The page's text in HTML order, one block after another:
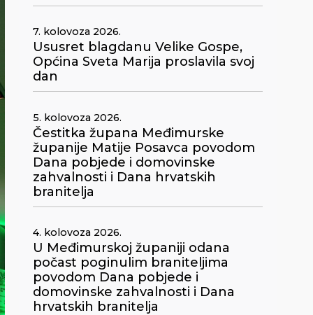
7. kolovoza 2026.
Ususret blagdanu Velike Gospe,
Općina Sveta Marija proslavila svoj
dan
5. kolovoza 2026.
Čestitka župana Međimurske
županije Matije Posavca povodom
Dana pobjede i domovinske
zahvalnosti i Dana hrvatskih
branitelja
4. kolovoza 2026.
U Međimurskoj županiji odana
počast poginulim braniteljima
povodom Dana pobjede i
domovinske zahvalnosti i Dana
hrvatskih branitelja